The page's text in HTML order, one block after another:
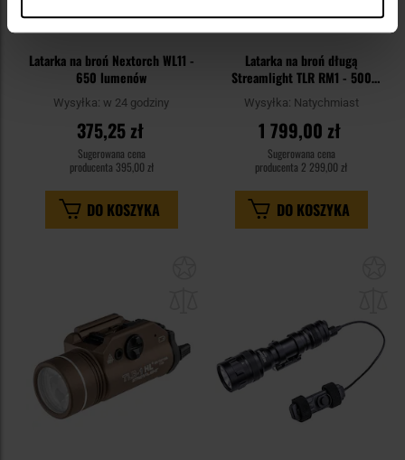
Latarka na broń Nextorch WL11 -
650 lumenów
Wysyłka: w 24 godziny
375,25 zł
Sugerowana cena
producenta 395,00 zł
DO KOSZYKA
Latarka na broń długą
Streamlight TLR RM1 - 500
lumenów, Red Laser
Wysyłka: Natychmiast
1 799,00 zł
Sugerowana cena
producenta 2 299,00 zł
DO KOSZYKA